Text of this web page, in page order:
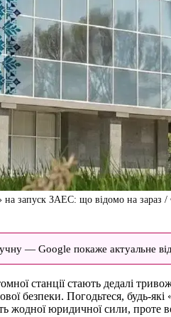
на запуск ЗАЕС: що відомо на зараз /
— Google покаже актуальне від
станції стають дедалі
безпеки. Погодьтеся, будь-які
жодної юридичної сили, проте